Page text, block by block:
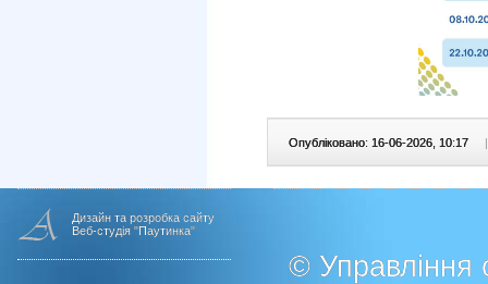
Опубліковано: 16-06-2026, 10:17 |
Дизайн та розробка сайту
Веб-студія "Паутинка"
© Управління